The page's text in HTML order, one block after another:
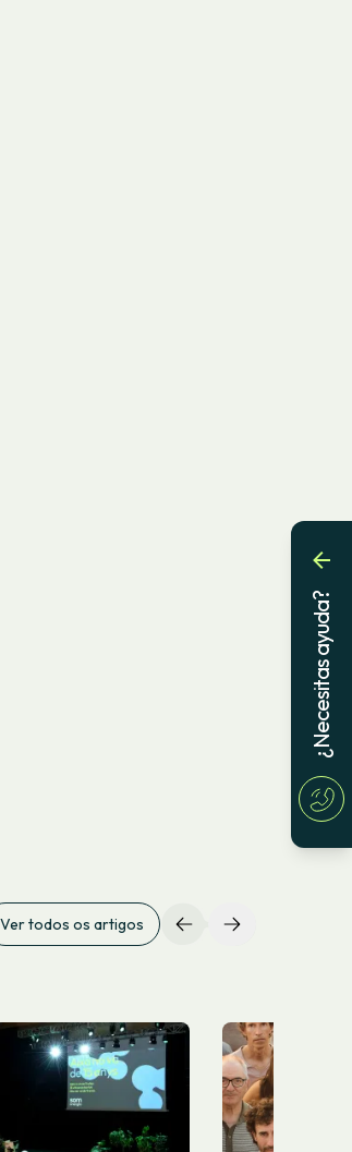
Ver todos os artigos
¿Necesitas ayuda?